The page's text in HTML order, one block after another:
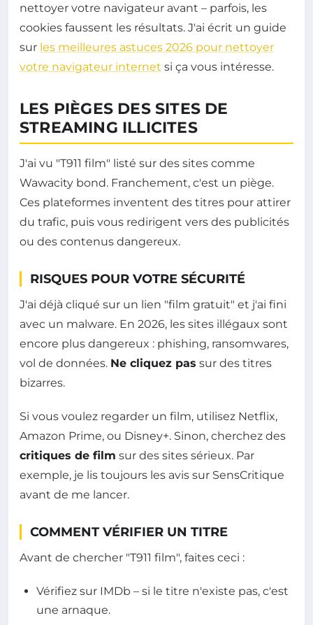
nettoyer votre navigateur avant – parfois, les
cookies faussent les résultats. J'ai écrit un guide
sur les meilleures astuces 2026 pour nettoyer
votre navigateur internet si ça vous intéresse.
LES PIÈGES DES SITES DE
STREAMING ILLICITES
J'ai vu "T911 film" listé sur des sites comme
Wawacity bond. Franchement, c'est un piège.
Ces plateformes inventent des titres pour attirer
du trafic, puis vous redirigent vers des publicités
ou des contenus dangereux.
RISQUES POUR VOTRE SÉCURITÉ
J'ai déjà cliqué sur un lien "film gratuit" et j'ai fini
avec un malware. En 2026, les sites illégaux sont
encore plus dangereux : phishing, ransomwares,
vol de données. Ne cliquez pas sur des titres
bizarres.
Si vous voulez regarder un film, utilisez Netflix,
Amazon Prime, ou Disney+. Sinon, cherchez des
critiques de film sur des sites sérieux. Par
exemple, je lis toujours les avis sur SensCritique
avant de me lancer.
COMMENT VÉRIFIER UN TITRE
Avant de chercher "T911 film", faites ceci :
Vérifiez sur IMDb – si le titre n'existe pas, c'est
une arnaque.